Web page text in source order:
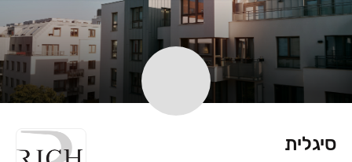
סיגלית